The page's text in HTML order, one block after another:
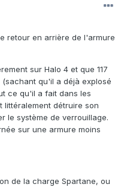
retour en arrière de l'armure
sur Halo 4 et que 117
qu'il a déjà explosé
ce qu'il a fait dans les
littéralement détruire son
le système de verrouillage.
sur une armure moins
de la charge Spartane, ou